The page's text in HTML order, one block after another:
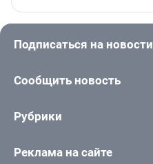
Подписаться на новости
Сообщить новость
Рубрики
Реклама на сайте